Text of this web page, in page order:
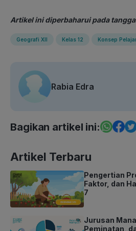
Artikel ini diperbaharui pada
Geografi XII Kelas 12 Konsep
Rabia Edra
Bagikan artikel ini:
Artikel Terbaru
Pengertian
Faktor, dan
7
Jurusan
Peminatan,